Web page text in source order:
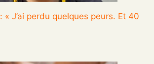
« J’ai perdu quelques peurs. Et 40